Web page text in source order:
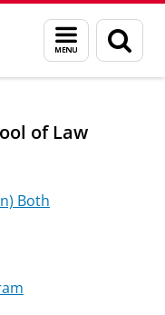
Menu
en
zoeken
of Law
Both